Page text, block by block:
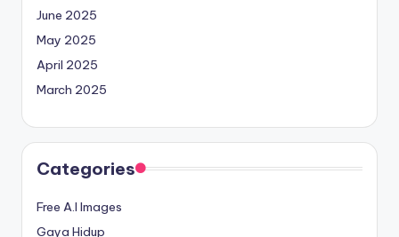
June 2025
May 2025
April 2025
March 2025
Categories
Free A.I Images
Gaya Hidup